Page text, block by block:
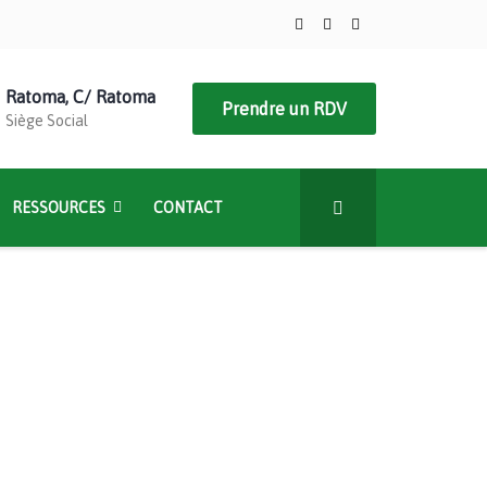
Ratoma, C/ Ratoma
Siège Social
Prendre un RDV
RESSOURCES CONTACT